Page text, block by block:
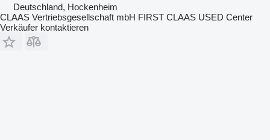
Deutschland, Hockenheim
CLAAS Vertriebsgesellschaft mbH FIRST CLAAS USED Center
Verkäufer kontaktieren